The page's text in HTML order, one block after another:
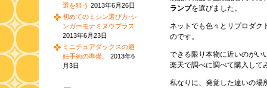
ランプを選びました。
ネットでも色々とリプロダク
のです。
できる限り本物に近いのがい
楽天で調べに調べて購入して
私なりに、発覚した違いの場
選を狙う 2013年6月26日
初めてのミシン選び方-シ
ンガーモナミヌウプラス
2013年6月23日
ミニチュアダックスの避
妊手術の準備。
2013年6
月3日